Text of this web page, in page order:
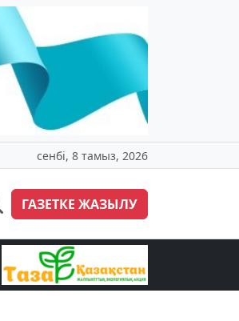
сенбі, 8 тамыз, 2026
ГАЗЕТКЕ ЖАЗЫЛУ